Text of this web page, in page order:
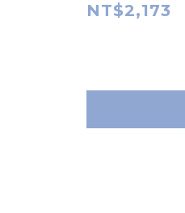
NT$2,173